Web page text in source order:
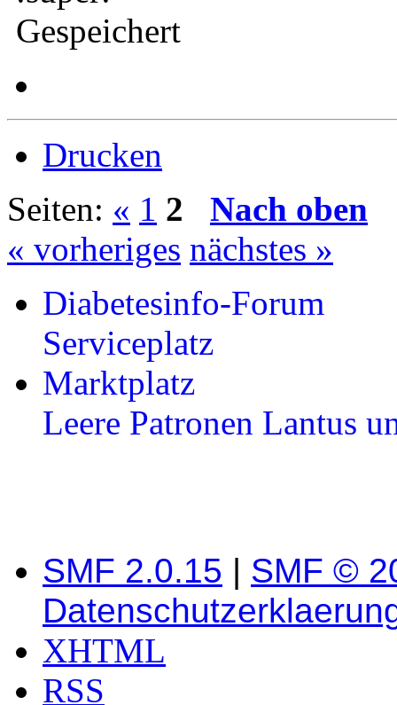
Gespeichert
Drucken
Seiten: « 1 2
Nach oben
« vorheriges nächstes »
Diabetesinfo-Forum
Serviceplatz
Marktplatz
Leere Patronen Lantus
SMF 2.0.15 | SMF ©
XHTML
RSS